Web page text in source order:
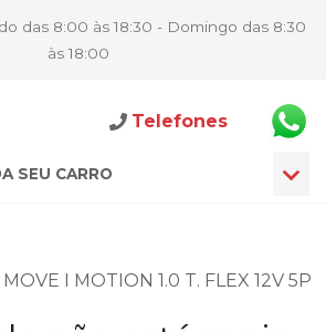
das 8:00 às 18:30 - Domingo das 8:30
às 18:00
SEU CARRO
Telefones
I MOTION 1.0 T. FLEX 12V 5P